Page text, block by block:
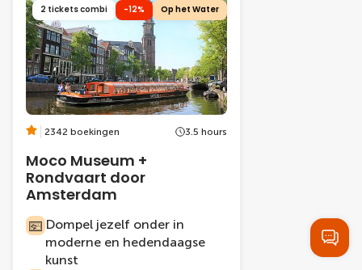
2 tickets combi -12% Op het Water
2342 boekingen 3.5 hours
Moco Museum +
Rondvaart door
Amsterdam
Dompel jezelf onder in
moderne en hedendaagse
kunst